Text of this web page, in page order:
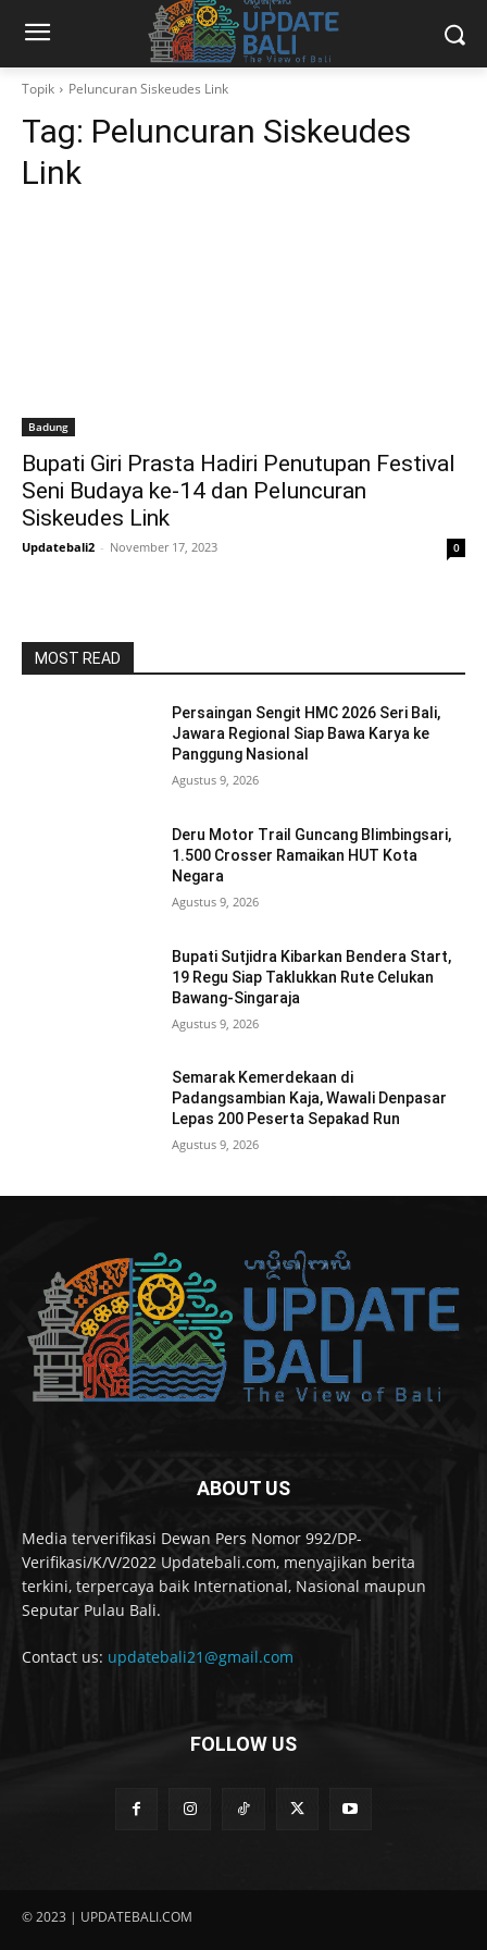
Topik Peluncuran Siskeudes Link
Tag: Peluncuran Siskeudes
Link
Badung
Bupati Giri Prasta Hadiri Penutupan Festival
Seni Budaya ke-14 dan Peluncuran
Siskeudes Link
Updatebali2 - November 17, 2023 0
MOST READ
Persaingan Sengit HMC 2026 Seri Bali,
Jawara Regional Siap Bawa Karya ke
Panggung Nasional
Agustus 9, 2026
Deru Motor Trail Guncang Blimbingsari,
1.500 Crosser Ramaikan HUT Kota
Negara
Agustus 9, 2026
Bupati Sutjidra Kibarkan Bendera Start,
19 Regu Siap Taklukkan Rute Celukan
Bawang-Singaraja
Agustus 9, 2026
Semarak Kemerdekaan di
Padangsambian Kaja, Wawali Denpasar
Lepas 200 Peserta Sepakad Run
Agustus 9, 2026
ABOUT US
Media terverifikasi Dewan Pers Nomor 992/DP-
Verifikasi/K/V/2022 Updatebali.com, menyajikan berita
terkini, terpercaya baik International, Nasional maupun
Seputar Pulau Bali.
Contact us: updatebali21@gmail.com
FOLLOW US
© 2023 | UPDATEBALI.COM